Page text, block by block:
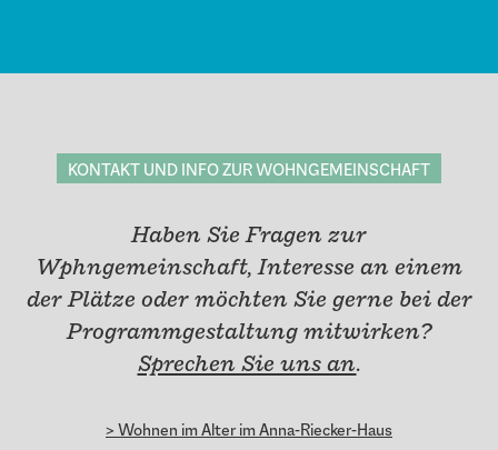
KONTAKT UND INFO ZUR WOHNGEMEINSCHAFT
Haben Sie Fragen zur
Wphngemeinschaft, Interesse an einem
der Plätze oder möchten Sie gerne bei der
Programmgestaltung mitwirken?
Sprechen Sie uns an.
> Wohnen im Alter im Anna-Riecker-Haus